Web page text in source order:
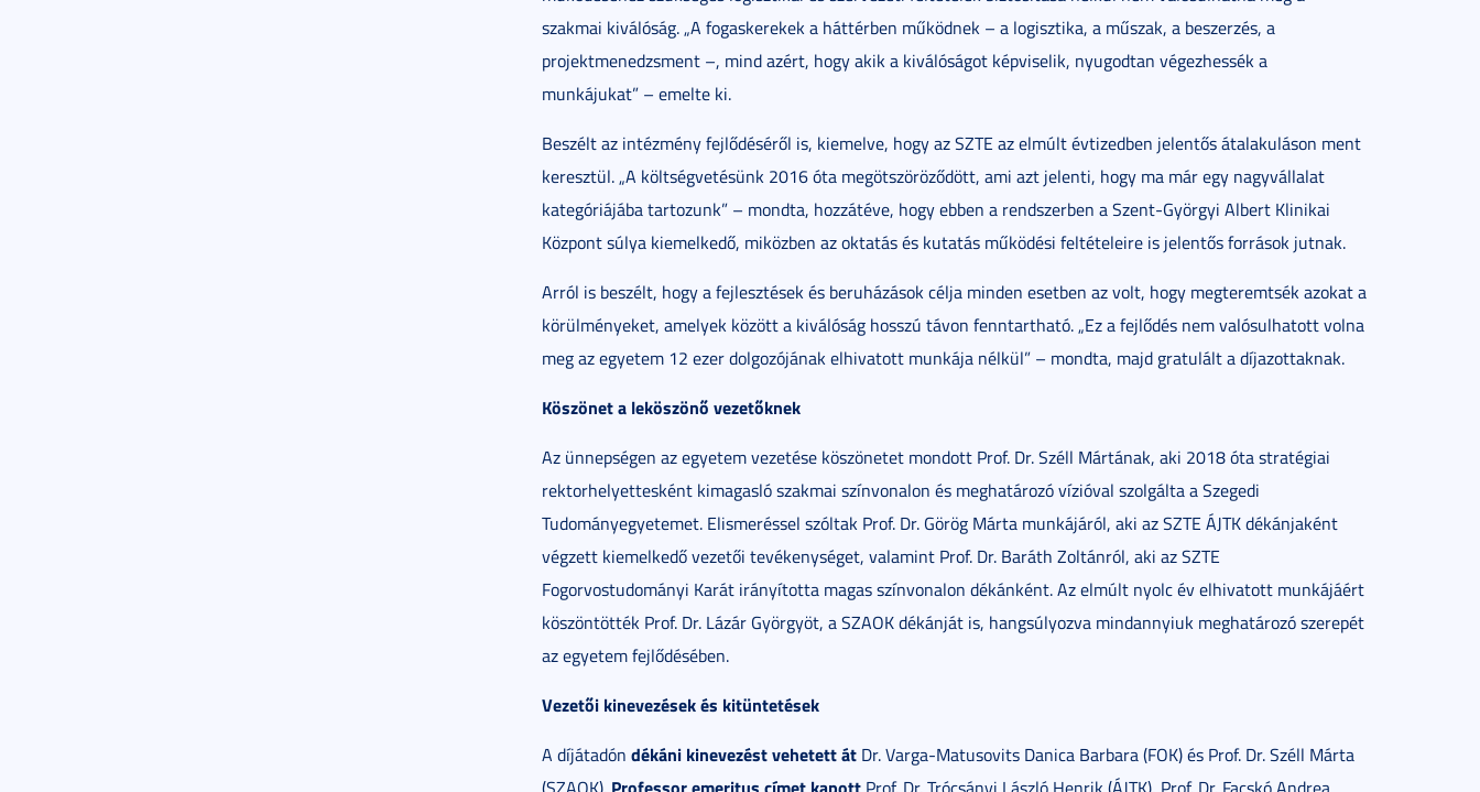
szakmai kiválóság. „A fogaskerekek a háttérben működnek – a logisztika, a műszak, a beszerzés, a
projektmenedzsment –, mind azért, hogy akik a kiválóságot képviselik, nyugodtan végezhessék a
munkájukat” – emelte ki.
Beszélt az intézmény fejlődéséről is, kiemelve, hogy az SZTE az elmúlt évtizedben jelentős átalakuláson ment
keresztül. „A költségvetésünk 2016 óta megötszöröződött, ami azt jelenti, hogy ma már egy nagyvállalat
kategóriájába tartozunk” – mondta, hozzátéve, hogy ebben a rendszerben a Szent-Györgyi Albert Klinikai
Központ súlya kiemelkedő, miközben az oktatás és kutatás működési feltételeire is jelentős források jutnak.
Arról is beszélt, hogy a fejlesztések és beruházások célja minden esetben az volt, hogy megteremtsék azokat a
körülményeket, amelyek között a kiválóság hosszú távon fenntartható. „Ez a fejlődés nem valósulhatott volna
meg az egyetem 12 ezer dolgozójának elhivatott munkája nélkül” – mondta, majd gratulált a díjazottaknak.
Köszönet a leköszönő vezetőknek
Az ünnepségen az egyetem vezetése köszönetet mondott Prof. Dr. Széll Mártának, aki 2018 óta stratégiai
rektorhelyettesként kimagasló szakmai színvonalon és meghatározó vízióval szolgálta a Szegedi
Tudományegyetemet. Elismeréssel szóltak Prof. Dr. Görög Márta munkájáról, aki az SZTE ÁJTK dékánjaként
végzett kiemelkedő vezetői tevékenységet, valamint Prof. Dr. Baráth Zoltánról, aki az SZTE
Fogorvostudományi Karát irányította magas színvonalon dékánként. Az elmúlt nyolc év elhivatott munkájáért
köszöntötték Prof. Dr. Lázár Györgyöt, a SZAOK dékánját is, hangsúlyozva mindannyiuk meghatározó szerepét
az egyetem fejlődésében.
Vezetői kinevezések és kitüntetések
A díjátadón dékáni kinevezést vehetett át Dr. Varga-Matusovits Danica Barbara (FOK) és Prof. Dr. Széll Márta